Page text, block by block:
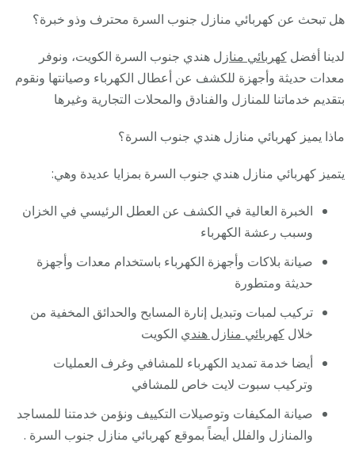
هل تبحث عن كهربائي منازل جنوب السرة محترف وذو خبرة؟
لدينا أفضلكهربائي منازل هندي جنوب السرة الكويت، ونوفر
معدات حديثة وأجهزة للكشف عن أعطال الكهرباء وصيانتها ونقوم
بتقديم خدماتنا للمنازل والفنادق والمحلات التجارية وغيرها
ماذا يميز كهربائي منازل هندي جنوب السرة؟
يتميز كهربائي منازل هندي جنوب السرة بمزايا عديدة وهي:
الخبرة العالية في الكشف عن العطل الرئيسي في الخزان
وسبب رعشة الكهرباء
صيانة بلاكات وأجهزة الكهرباء باستخدام معدات وأجهزة
حديثة ومتطورة
تركيب لمبات وتبديل إنارة المسابح والحدائق المخفية من
خلالكهربائي منازل هندي الكويت
أيضا خدمة تمديد الكهرباء للمشافي وغرف العمليات
وتركيب سبوت لايت خاص للمشافي
صيانة المكيفات وتوصيلات التكييف ونؤمن خدمتنا للمساجد
والمنازل والفلل أيضاً بموقع كهربائي منازل جنوب السرة .